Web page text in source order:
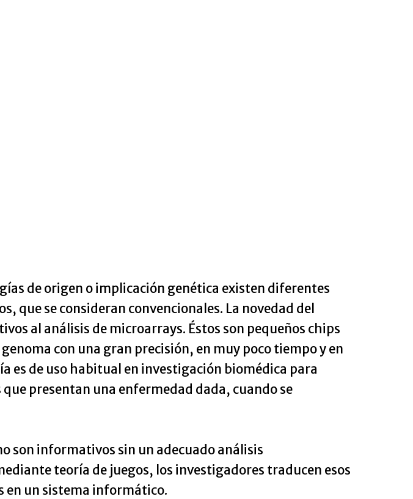
de origen o implicación genética existen diferentes
que se consideran convencionales. La novedad del
al análisis de microarrays. Éstos son pequeños chips
con una gran precisión, en muy poco tiempo y en
es de uso habitual en investigación biomédica para
presentan una enfermedad dada, cuando se
son informativos sin un adecuado análisis
teoría de juegos, los investigadores traducen esos
en un sistema informático.